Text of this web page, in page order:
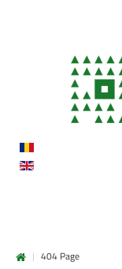
| 404 Page